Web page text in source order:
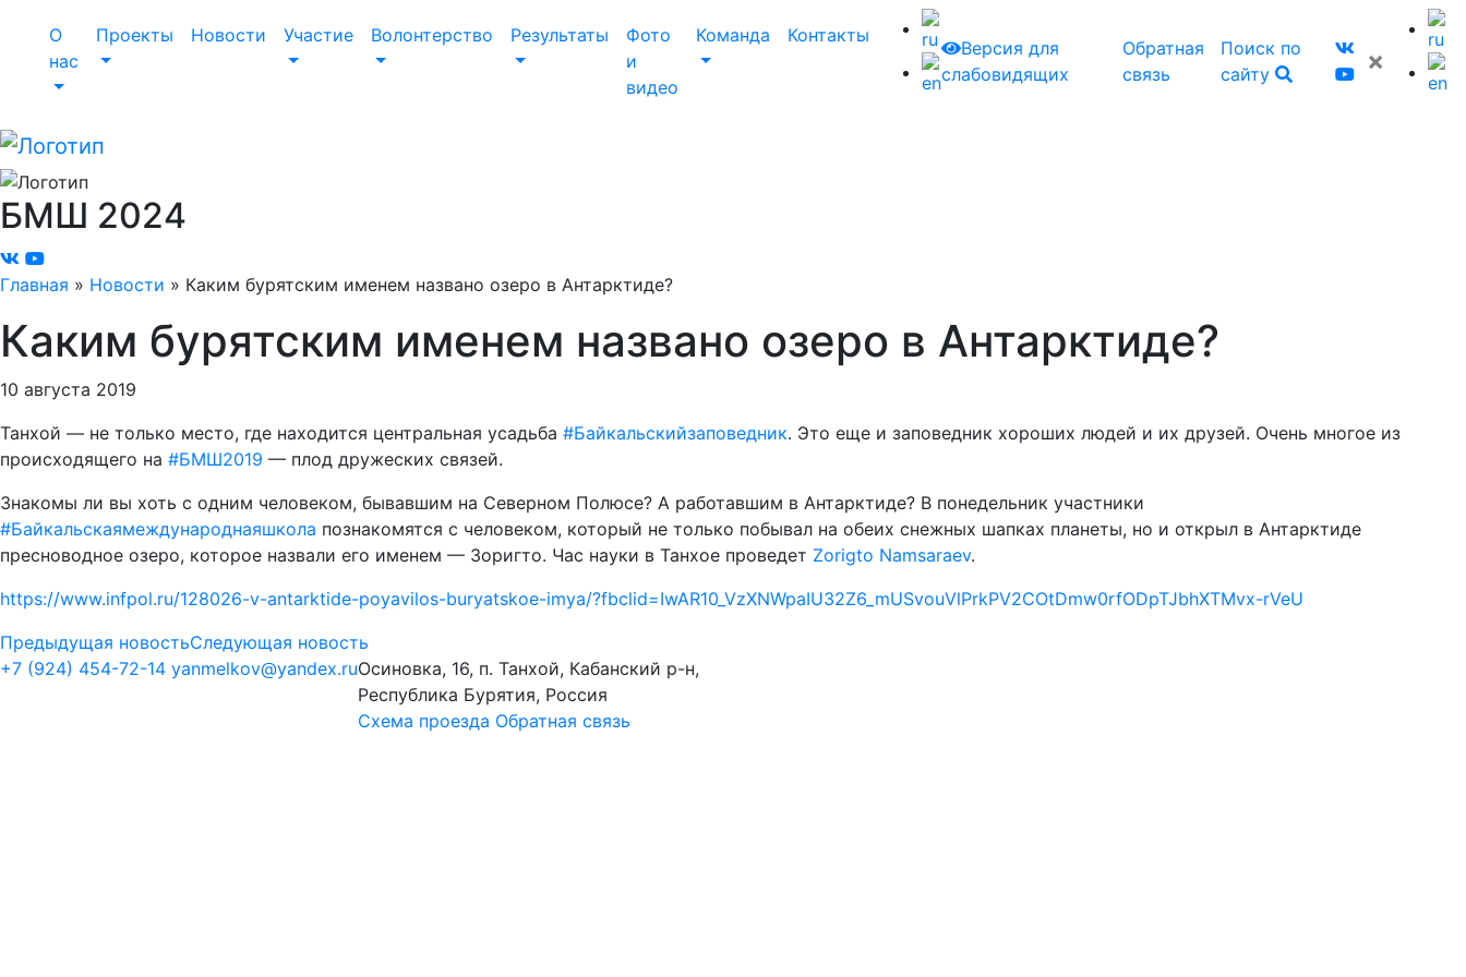
О
нас
Проекты Новости Участие Волонтерство Результаты
Фото
и
видео
Команда Контакты
Версия для
слабовидящих
Обратная
связь
Поиск по
сайту
×
БМШ 2024
Главная » Новости » Каким бурятским именем названо озеро в Антарктиде?
Каким бурятским именем названо озеро в Антарктиде?
10 августа 2019
Танхой — не только место, где находится центральная усадьба #Байкальскийзаповедник. Это еще и заповедник хороших людей и их друзей. Очень многое из
происходящего на #БМШ2019 — плод дружеских связей.
Знакомы ли вы хоть с одним человеком, бывавшим на Северном Полюсе? А работавшим в Антарктиде? В понедельник участники
#Байкальскаямеждународнаяшкола познакомятся с человеком, который не только побывал на обеих снежных шапках планеты, но и открыл в Антарктиде
пресноводное озеро, которое назвали его именем — Зоригто. Час науки в Танхое проведет Zorigto Namsaraev.
https://www.infpol.ru/128026-v-antarktide-poyavilos-buryatskoe-imya/?fbclid=IwAR10_VzXNWpaIU32Z6_mUSvouVlPrkPV2COtDmw0rfODpTJbhXTMvx-rVeU
Предыдущая новостьСледующая новость
+7 (924) 454-72-14 yanmelkov@yandex.ruОсиновка, 16, п. Танхой, Кабанский р-н,
Республика Бурятия, Россия
Схема проезда Обратная связь